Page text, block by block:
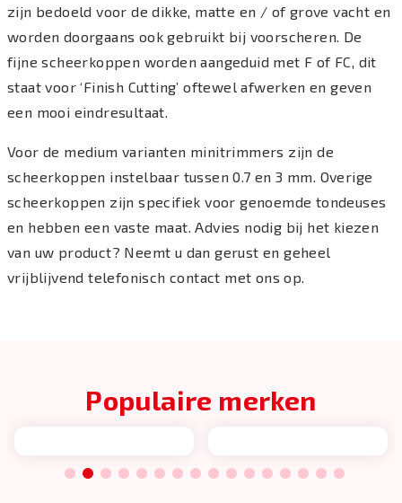
zijn bedoeld voor de dikke, matte en / of grove vacht en
worden doorgaans ook gebruikt bij voorscheren. De
fijne scheerkoppen worden aangeduid met F of FC, dit
staat voor ‘Finish Cutting’ oftewel afwerken en geven
een mooi eindresultaat.
Voor de medium varianten minitrimmers zijn de
scheerkoppen instelbaar tussen 0.7 en 3 mm. Overige
scheerkoppen zijn specifiek voor genoemde tondeuses
en hebben een vaste maat. Advies nodig bij het kiezen
van uw product? Neemt u dan gerust en geheel
vrijblijvend telefonisch contact met ons op.
Populaire merken
1 2 3 4 5 6 7 8 9 10 11 12 13 14 15 16